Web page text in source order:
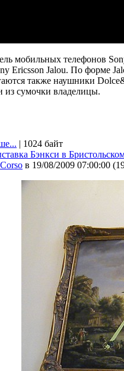
мобильных телефонов
Ericsson Jalou. По форме
также наушники
из сумочки владелицы.
| 1024 байт
Бэнкси в
в 19/08/2009 07:00:00 (